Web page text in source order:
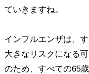
ていきますね。
インフルエンザは、
大きなリスクになる
のため、すべての65